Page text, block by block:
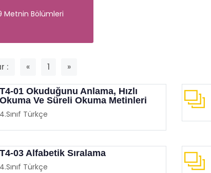
Metnin Bölümleri
: « 1 »
T4-01 Okuduğunu Anlama, Hızlı
Okuma Ve Süreli Okuma Metinleri
4.Sınıf Türkçe
T4-03 Alfabetik Sıralama
4.Sınıf Türkçe